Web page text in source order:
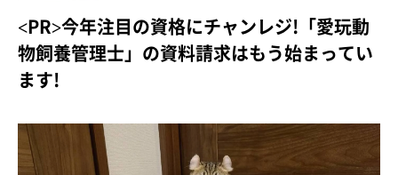
<PR>今年注目の資格にチャンレジ!「愛玩動
物飼養管理士」の資料請求はもう始まってい
ます!